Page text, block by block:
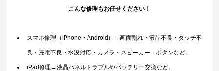
こんな修理もお任せください！
スマホ修理（iPhone・Android）→画面割れ・液晶不良・タッチ不
良・充電不良・水没対応・カメラ・スピーカー・ボタンなど。
iPad修理→液晶パネルトラブルやバッテリー交換など。